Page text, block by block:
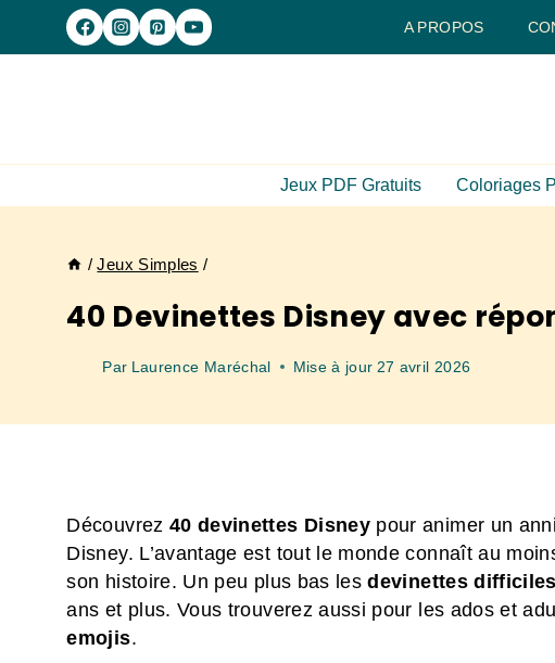
A PROPOS
Jeux PDF Gratuits Coloriages
/ Jeux Simples /
40 Devinettes Disney avec
Par Laurence Maréchal Mise à jour 27 avril 2026
Découvrez 40 devinettes Disney pour animer un
Disney. L’avantage est tout le monde connaît au
son histoire. Un peu plus bas lesdevinettes
ans et plus. Vous trouverez aussi pour les ados et
emojis.